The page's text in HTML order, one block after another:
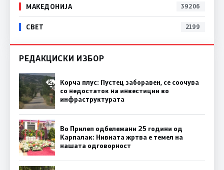
МАКЕДОНИЈА 39206
СВЕТ 2199
РЕДАКЦИСКИ ИЗБОР
Корча плус: Пустец заборавен, се соочува
со недостаток на инвестиции во
инфраструктурата
Во Прилеп одбележани 25 години од
Карпалак: Нивната жртва е темел на
нашата одговорност